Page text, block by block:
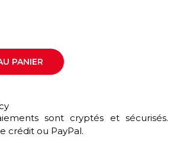
PANIER
sont cryptés et sécurisés.
crédit ou PayPal.